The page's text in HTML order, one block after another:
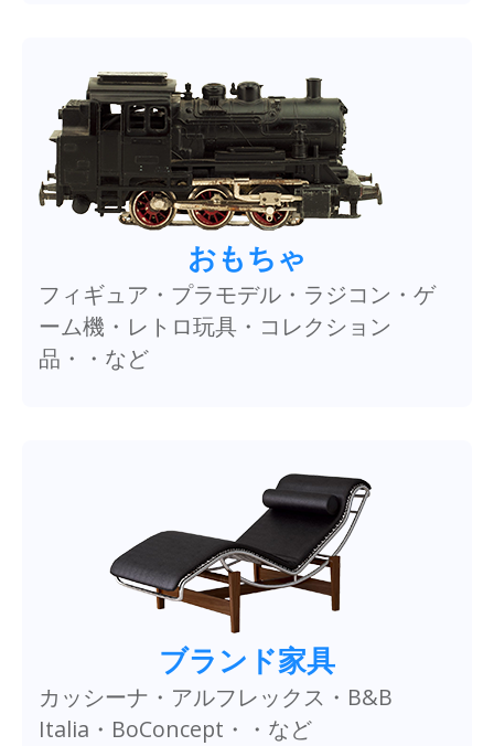
おもちゃ
フィギュア・プラモデル・ラジコン・ゲ
ーム機・レトロ玩具・コレクション
品・・など
ブランド家具
カッシーナ・アルフレックス・B&B
Italia・BoConcept・・など